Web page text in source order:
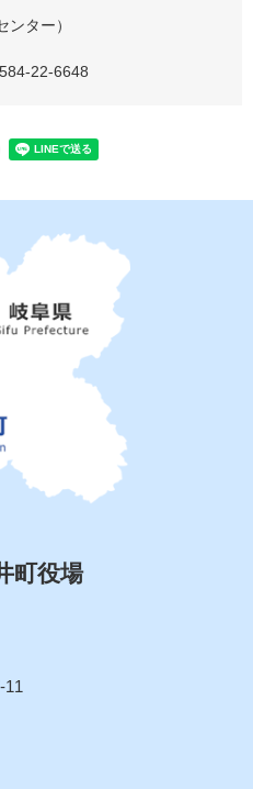
ンター
22-6648
町役場
11